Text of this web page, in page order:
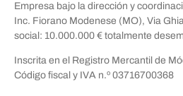
Empresa bajo la dirección y
Inc. Fiorano Modenese (MO), Via
social: 10.000.000 € totalmente
Inscrita en el Registro Mercantil de
Código fiscal y IVA n.º 03716700368